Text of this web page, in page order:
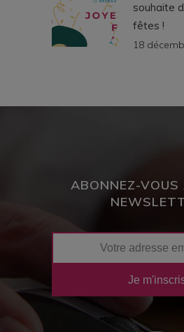
souhaite
fêtes !
18
ABONNEZ-VOUS